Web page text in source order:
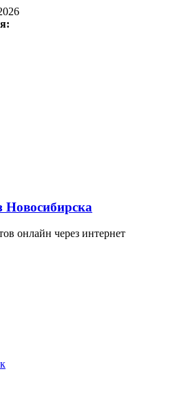
Новосибирска
онлайн через интернет